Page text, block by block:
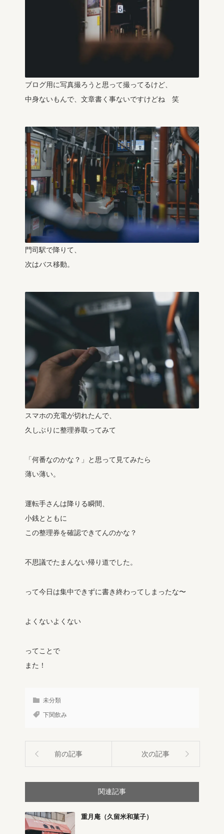
ブログ用に写真撮ろうと思って撮ってるけど、
中身ないもんで、文章書く事ないですけどね 笑
門司駅で降りて、
次はバス移動。
スマホの充電が切れたんで、
久しぶりに整理券取ってみて
「何番なのかな？」と思って見てみたら
薄い薄い。
運転手さんは降りる瞬間、
小銭とともに
この整理券を確認できてんのかな？
不思議でたまんない帰り道でした。
って今日は集中できずに書き終わってしまったな〜
よくないよくない
ってことで
また！
未分類
下関飲み
前の記事 次の記事
関連記事
重月庵（久留米和菓子）